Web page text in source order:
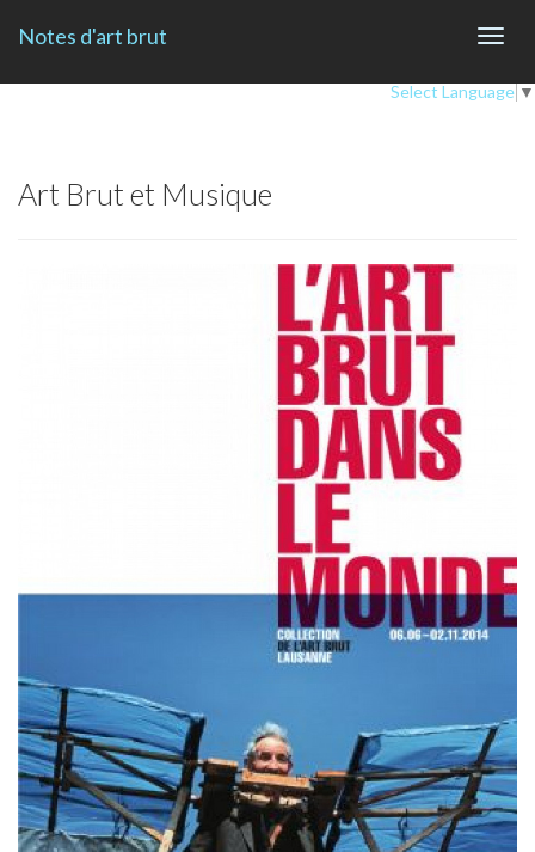
Notes d'art brut
Select Language ▼
Art Brut et Musique